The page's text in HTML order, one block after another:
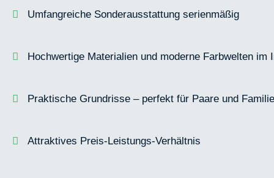
Umfangreiche Sonderausstattung serienmäßig
Hochwertige Materialien und moderne Farbwelten im
Praktische Grundrisse – perfekt für Paare und
Attraktives Preis-Leistungs-Verhältnis